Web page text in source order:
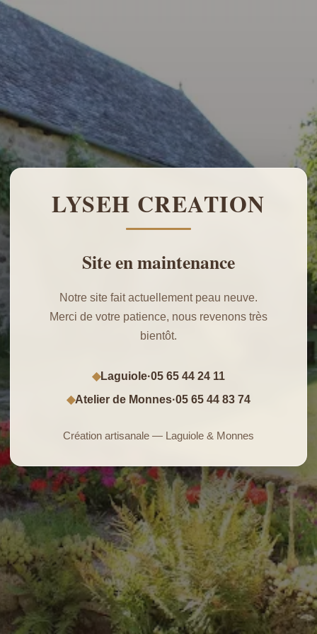
LYSEH CREATION
Site en maintenance
Notre site fait actuellement peau neuve.
Merci de votre patience, nous revenons très
bientôt.
◆Laguiole·05 65 44 24 11
◆Atelier de Monnes·05 65 44 83 74
Création artisanale — Laguiole & Monnes